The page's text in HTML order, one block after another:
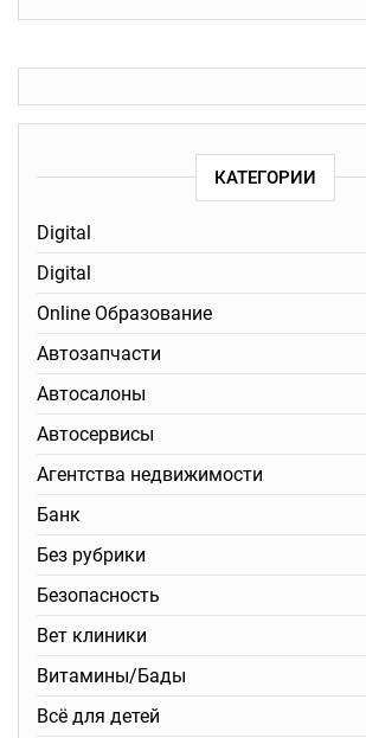
КАТЕГОРИИ
Digital
Digital
Online Образование
Автозапчасти
Автосалоны
Автосервисы
Агентства недвижимости
Банк
Без рубрики
Безопасность
Вет клиники
Витамины/Бады
Всё для детей